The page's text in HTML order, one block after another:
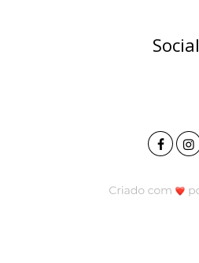
Social